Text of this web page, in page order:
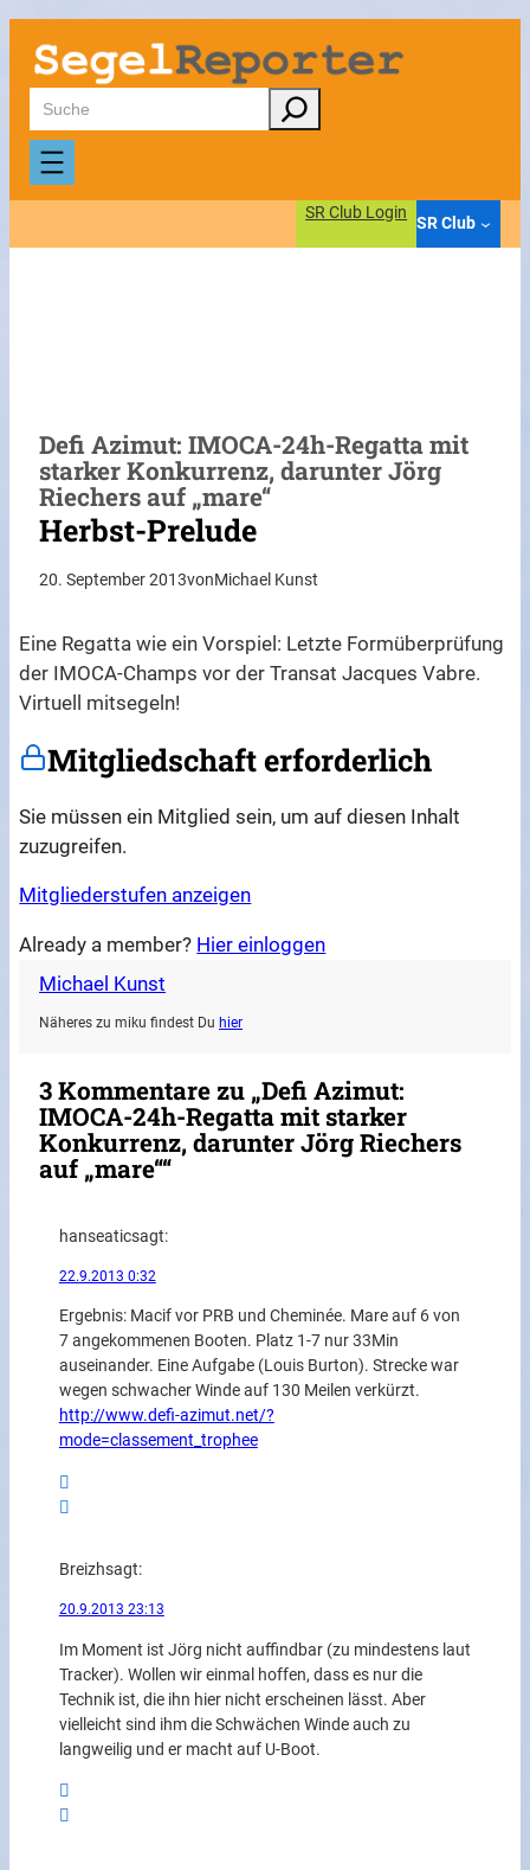
Zum
Inhalt
springen
Suchen
SR Club Login
SR Club
Defi Azimut: IMOCA-24h-Regatta mit
starker Konkurrenz, darunter Jörg
Riechers auf „mare“
Herbst-Prelude
20. September 2013vonMichael Kunst
Eine Regatta wie ein Vorspiel: Letzte Formüberprüfung
der IMOCA-Champs vor der Transat Jacques Vabre.
Virtuell mitsegeln!
Mitgliedschaft erforderlich
Sie müssen ein Mitglied sein, um auf diesen Inhalt
zuzugreifen.
Mitgliederstufen anzeigen
Already a member? Hier einloggen
Michael Kunst
Näheres zu miku findest Du hier
3 Kommentare zu „Defi Azimut:
IMOCA-24h-Regatta mit starker
Konkurrenz, darunter Jörg Riechers
auf „mare““
hanseaticsagt:
22.9.2013 0:32
Ergebnis: Macif vor PRB und Cheminée. Mare auf 6 von
7 angekommenen Booten. Platz 1-7 nur 33Min
auseinander. Eine Aufgabe (Louis Burton). Strecke war
wegen schwacher Winde auf 130 Meilen verkürzt.
http://www.defi-azimut.net/?
mode=classement_trophee
Breizhsagt:
20.9.2013 23:13
Im Moment ist Jörg nicht auffindbar (zu mindestens laut
Tracker). Wollen wir einmal hoffen, dass es nur die
Technik ist, die ihn hier nicht erscheinen lässt. Aber
vielleicht sind ihm die Schwächen Winde auch zu
langweilig und er macht auf U-Boot.